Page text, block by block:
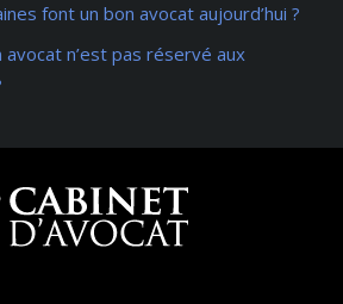
font un bon avocat aujourd’hui ?
n’est pas réservé aux